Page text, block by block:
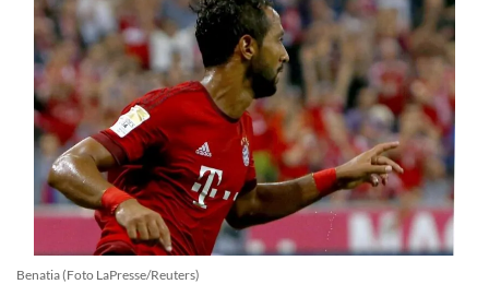
Benatia (Foto LaPresse/Reuters)